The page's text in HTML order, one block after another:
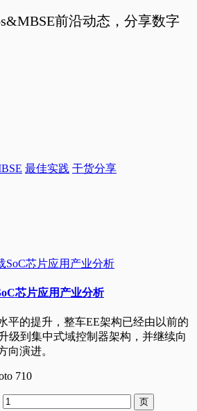
前沿动态，分享数字
最佳实践 干货分享
芯片应用产业分析
平的提升，整车EE架构已经由以前的
级到集中式域控制器架构，并继续向
向演进。
710